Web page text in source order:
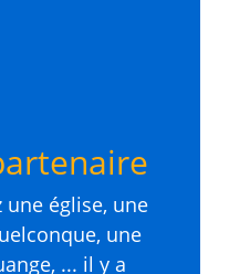
une église, une
une
... il y a